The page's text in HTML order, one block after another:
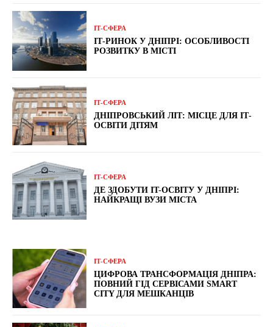
ІТ-СФЕРА
ІТ-РИНОК У ДНІПРІ: ОСОБЛИВОСТІ
РОЗВИТКУ В МІСТІ
ІТ-СФЕРА
ДНІПРОВСЬКИЙ ЛІТ: МІСЦЕ ДЛЯ ІТ-
ОСВІТИ ДІТЯМ
ІТ-СФЕРА
ДЕ ЗДОБУТИ IT-ОСВІТУ У ДНІПРІ:
НАЙКРАЩІ ВУЗИ МІСТА
ІТ-СФЕРА
ЦИФРОВА ТРАНСФОРМАЦІЯ ДНІПРА:
ПОВНИЙ ГІД СЕРВІСАМИ SMART
CITY ДЛЯ МЕШКАНЦІВ